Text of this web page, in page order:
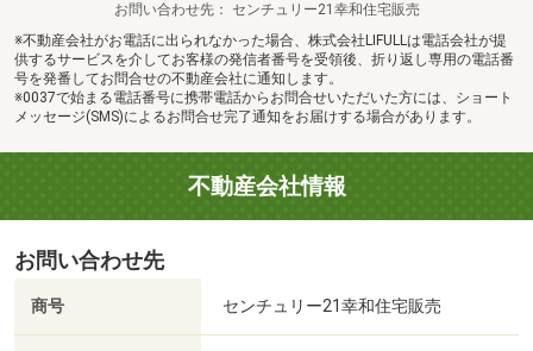
お問い合わせ先
センチュリー21幸和住宅販売
※不動産会社がお電話に出られなかった場合、株式会社LIFULLは電話会社が提
供するサービスを介してお客様の発信者番号を受領後、折り返し専用の電話番
号を発番してお問合せの不動産会社に通知します。
※0037で始まる電話番号に携帯電話からお問合せいただいた方には、ショート
メッセージ(SMS)によるお問合せ完了通知をお届けする場合があります。
不動産会社情報
お問い合わせ先
商号 センチュリー21幸和住宅販売